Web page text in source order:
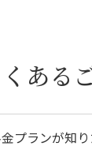
ある
プランが知